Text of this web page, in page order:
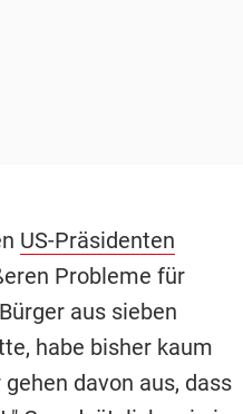
US-Präsidenten
Probleme für
aus sieben
habe bisher kaum
davon aus, dass